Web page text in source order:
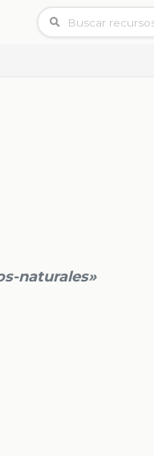
naturales»